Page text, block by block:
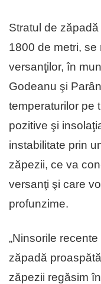
Stratul de
1800 de metri, se
versanţilor, în
Godeanu şi
temperaturilor pe
pozitive şi
instabilitate prin
zăpezii, ce va
versanţi şi care
profunzime.
„Ninsorile
zăpadă
zăpezii regăsim